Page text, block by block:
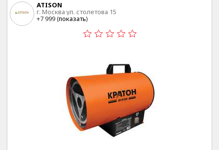
ATISON
г. Москва ул. столетова 15
+7 999 (показать)